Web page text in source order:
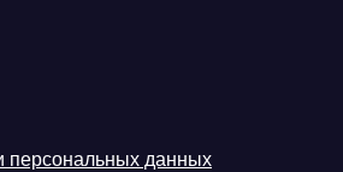
персональных данных